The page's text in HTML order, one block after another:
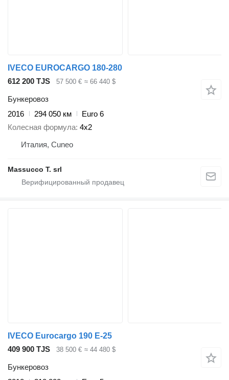
IVECO EUROCARGO 180-280
612 200 TJS
57 500 € ≈ 66 440 $
Бункеровоз
2016
294 050 км
Euro 6
Колесная формула 4x2
Италия, Cuneo
Massucco T. srl
IVECO Eurocargo 190 E-25
409 900 TJS
38 500 € ≈ 44 480 $
Бункеровоз